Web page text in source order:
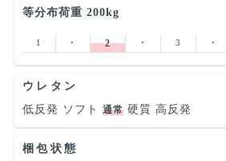
等分布荷重 200kg
1 ･ 2 ･ 3 ･
ウレタン
低反発 ソフト 通常 硬質 高反発
梱包状態